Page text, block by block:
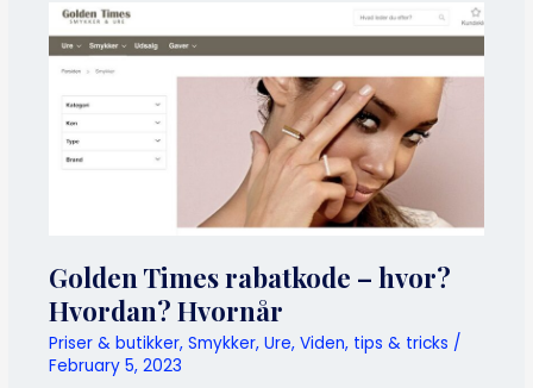
Golden Times rabatkode – hvor?
Hvordan? Hvornår
Priser & butikker,Smykker,Ure,Viden, tips & tricks /
February 5, 2023